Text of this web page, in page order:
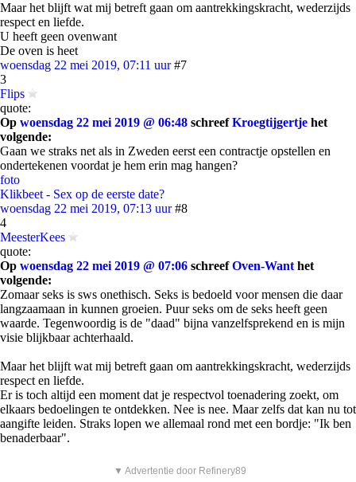
Maar het blijft wat mij betreft gaan om aantrekkingskracht, wederzijds
respect en liefde.
U heeft geen ovenwant
De oven is heet
woensdag 22 mei 2019, 07:11 uur #7
3
Flips
quote:
Op woensdag 22 mei 2019 @ 06:48 schreefKroegtijgertje het
volgende:
Gaan we straks net als in Zweden eerst een contractje opstellen en
ondertekenen voordat je hem erin mag hangen?
foto
Klikbeet - Sex op de eerste date?
woensdag 22 mei 2019, 07:13 uur #8
4
MeesterKees
quote:
Op woensdag 22 mei 2019 @ 07:06 schreefOven-Want het
volgende:
Zomaar seks is sws onethisch. Seks is bedoeld voor mensen die daar
langzaamaan in kunnen groeien. Puur seks om de seks heeft geen
waarde. Tegenwoordig is de "daad" bijna vanzelfsprekend en is mijn
visie blijkbaar achterhaald.
Maar het blijft wat mij betreft gaan om aantrekkingskracht, wederzijds
respect en liefde.
Er is toch altijd een moment dat je respectvol toenadering zoekt, om
elkaars bedoelingen te ontdekken. Nee is nee. Maar zelfs dat kan nu tot
aangifte leiden. Straks lopen we allemaal rond met een bordje: "Ik ben
benaderbaar".
▼ Advertentie door Refinery89